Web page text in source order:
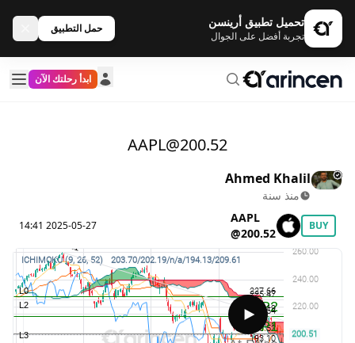
تحميل تطبيق أرينسن
تجربة أفضل على الجوال
حمل التطبيق
ابدأ رحلتك الآن
AAPL@200.52
Ahmed Khalil
منذ سنة
BUY
AAPL
@200.52
2025-05-27 14:41